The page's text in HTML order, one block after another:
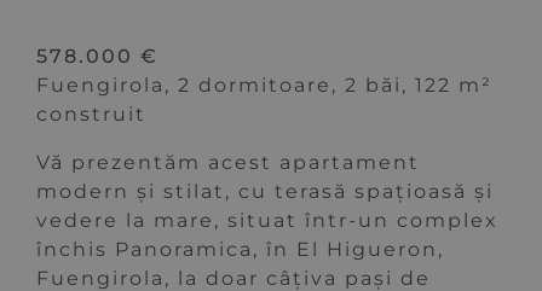
578.000 €
Fuengirola, 2 dormitoare, 2 băi, 122 m²
construit
Vă prezentăm acest apartament
modern și stilat, cu terasă spațioasă și
vedere la mare, situat într-un complex
închis Panoramica, în El Higueron,
Fuengirola, la doar câțiva pași de